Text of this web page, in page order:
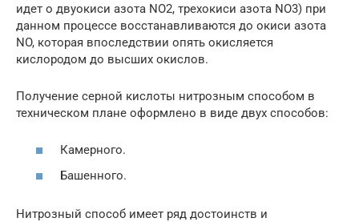
идет о двуокиси азота NO2, трехокиси азота NO3) при
данном процессе восстанавливаются до окиси азота
NO, которая впоследствии опять окисляется
кислородом до высших окислов.
Получение серной кислоты нитрозным способом в
техническом плане оформлено в виде двух способов:
Камерного.
Башенного.
Нитрозный способ имеет ряд достоинств и